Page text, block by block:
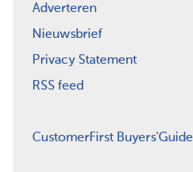
Adverteren
Nieuwsbrief
Privacy Statement
RSS feed
CustomerFirst Buyers'Guide